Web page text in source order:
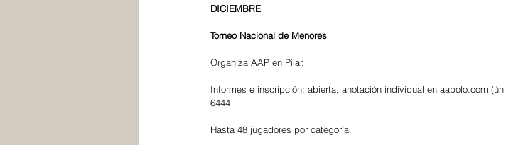
DICIEMBRE
Torneo Nacional de Menores
Organiza AAP en Pilar.
Informes e inscripción: abierta, anotación individual en aapolo.com
6444
Hasta 48 jugadores por categoría.